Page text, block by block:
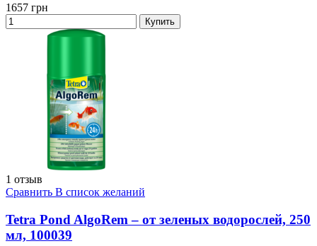
1657 грн
Купить
1 отзыв
Сравнить В список желаний
Tetra Pond AlgoRem – от зеленых водорослей, 250
мл, 100039